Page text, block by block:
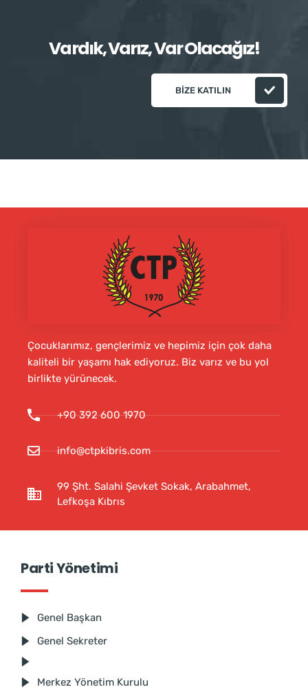
Vardık, Varız, Var Olacağız!
BIZE KATILIN
Çocuklarımız, gençlerimiz ve hepimiz için çok daha
kaliteli bir yaşamı hak ediyoruz. Biz varız ve bu yol
birlikte yürünecek.
+90 392 600 1970
info@ctpkibris.com
99 Şht. Salahi Şevket Sokak, Arabahmet,
Lefkoşa Kıbrıs
Parti Yönetimi
Genel Başkan
Genel Sekreter
Merkez Yönetim Kurulu